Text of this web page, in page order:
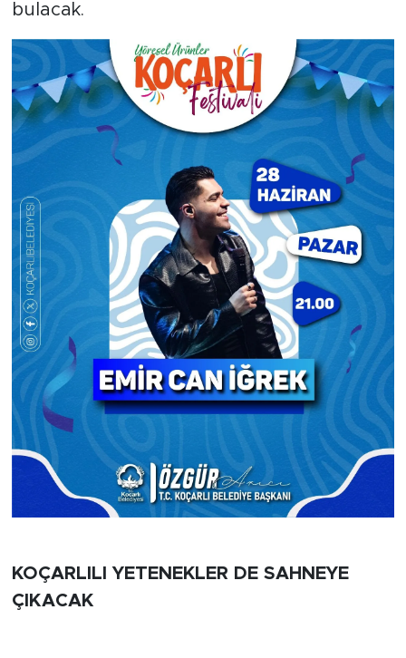
bulacak.
KOÇARLILI YETENEKLER DE SAHNEYE
ÇIKACAK